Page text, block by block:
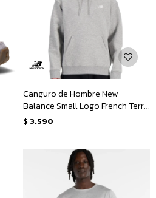
Canguro de Hombre New
Balance Small Logo French Terry
Hoodie - Gris
$ 3.590